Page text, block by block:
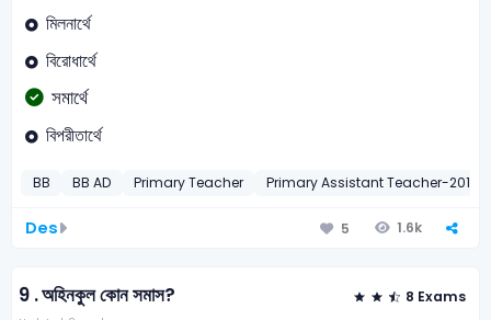
মিলনার্থে
বিরোধার্থে
সমার্থে
বিপরীতার্থে
BB BB AD Primary Teacher Primary Assistant Teacher-2011
Des 5 1.6k
9 .অহিনকুল কোন সমাস? 8 Exams